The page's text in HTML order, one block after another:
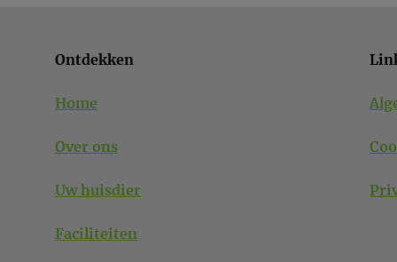
Ontdekken
Home
Over ons
Uw huisdier
Faciliteiten